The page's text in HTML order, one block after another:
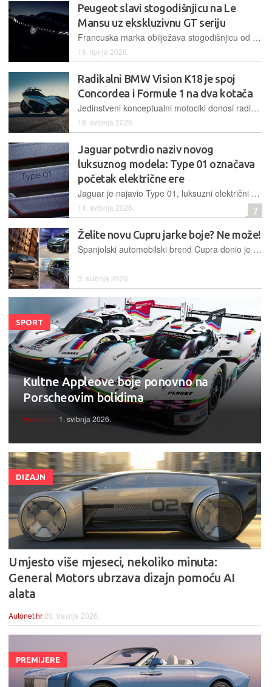
Peugeot slavi stogodišnjicu na Le
Mansu uz ekskluzivnu GT seriju
Francuska marka obilježava stogodišnjicu od svog prvog nastupa na kultnoj utrci izdržljivosti lansiranjem posebne serije niza modela u prepoznatljivim crnim i plavim tonovima
18. lipnja 2026.
Radikalni BMW Vision K18 je spoj
Concordea i Formule 1 na dva kotača
Jedinstveni konceptualni motocikl donosi radikalan dizajn inspiriran avijacijom i tehnologijom iz Formule 1, a u središte stavlja prepoznatljivi redni motor sa šest cilindara
18. svibnja 2026.
Jaguar potvrdio naziv novog
luksuznog modela: Type 01 označava
početak električne ere
Jaguar je najavio Type 01, luksuzni električni GT četverosjed s više od 1.000 KS, koji simbolizira potpuni "reset" te marke i početak nove generacije vozila s nultom emisijom štetnih plinova
14. svibnja 2026. 2
Želite novu Cupru jarke boje? Ne može!
Španjolski automobilski brend Cupra donio je stratešku odluku o potpunom izbacivanju jarkih boja iz svoje ponude, fokusirajući se na neutralne i mat tonove kako bi očuvao autentičnost brenda
3. svibnja 2026.
SPORT
Kultne Appleove boje ponovno na
Porscheovim bolidima
Autonet.hr 1. svibnja 2026.
DIZAJN
Umjesto više mjeseci, nekoliko minuta:
General Motors ubrzava dizajn pomoću AI
alata
Autonet.hr 20. travnja 2026.
PREMIJERE